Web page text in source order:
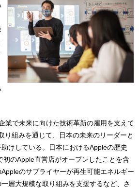
業で未来に向けた技術革新の雇用を支えて
り組みを通じて、日本の未来のリーダーと
けしている。日本におけるAppleの歴史
初のApple直営店がオープンしたことを含
のサプライヤーが再生可能エネルギー
層大規模な取り組みを支援するなど、さ